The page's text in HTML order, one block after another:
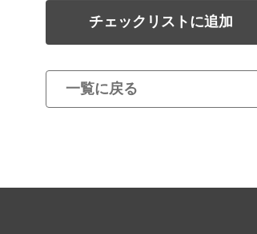
チェックリストに追加
一覧に戻る